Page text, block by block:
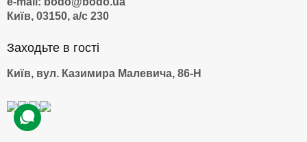
Київ, 03150, а/с 230
Заходьте в гості
Київ, вул. Казимира Малевича, 86-Н